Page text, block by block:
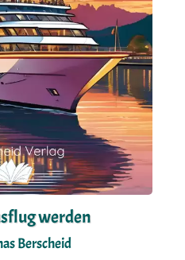
werden
Berscheid